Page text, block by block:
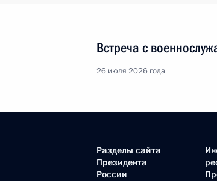
Встреча с
26 июля 2026 года
Разделы сайта
Президента
России